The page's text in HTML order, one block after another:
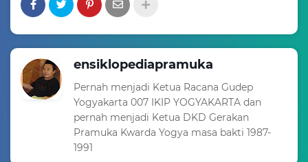
ensiklopediapramuka
Pernah menjadi Ketua Racana Gudep
Yogyakarta 007 IKIP YOGYAKARTA dan
pernah menjadi Ketua DKD Gerakan
Pramuka Kwarda Yogya masa bakti 1987-
1991